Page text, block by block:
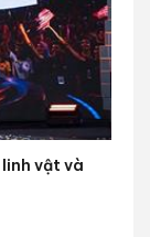
vật và